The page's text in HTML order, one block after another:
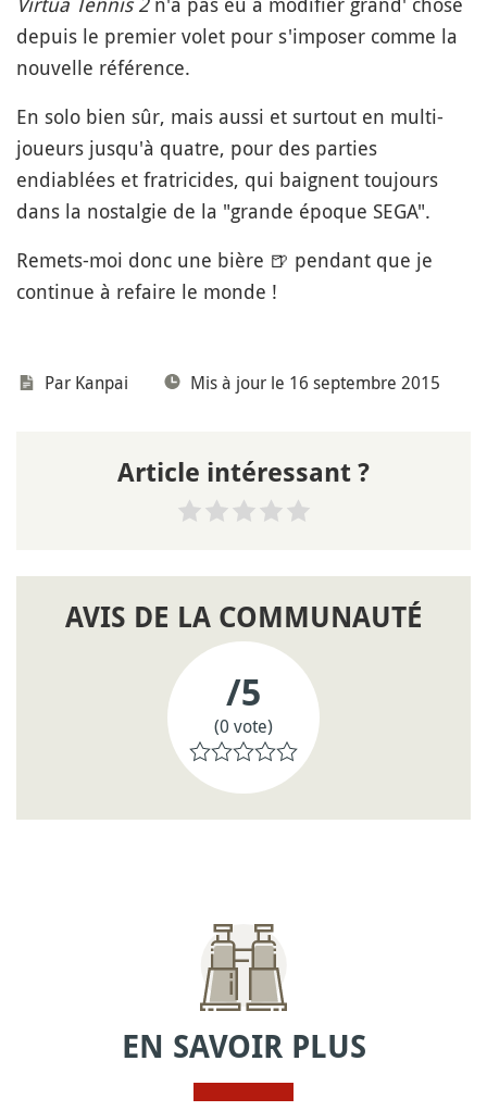
depuis le premier volet pour s'imposer comme la
nouvelle référence.
En solo bien sûr, mais aussi et surtout en multi-
joueurs jusqu'à quatre, pour des parties
endiablées et fratricides, qui baignent toujours
dans la nostalgie de la "grande époque SEGA".
Remets-moi donc une bière 🍺 pendant que je
continue à refaire le monde !
Par Kanpai Mis à jour le 16 septembre 2015
Article intéressant ?
AVIS DE LA COMMUNAUTÉ
/5
(0 vote)
EN SAVOIR PLUS